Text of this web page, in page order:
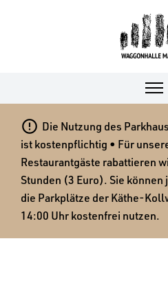
 Die Nutzung des
ist kostenpflichtig • Für
Restaurantgäste rabattieren
Stunden (3 Euro). Sie
die Parkplätze der Käthe-
14:00 Uhr kostenfrei nutzen.